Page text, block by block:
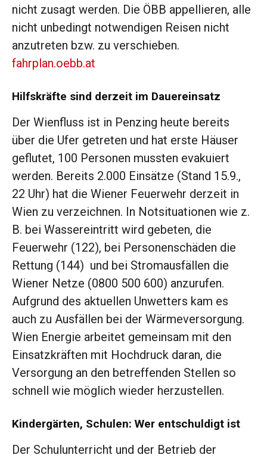
nicht zusagt werden. Die ÖBB appellieren, alle
nicht unbedingt notwendigen Reisen nicht
anzutreten bzw. zu verschieben.
fahrplan.oebb.at
Hilfskräfte sind derzeit im Dauereinsatz
Der Wienfluss ist in Penzing heute bereits
über die Ufer getreten und hat erste Häuser
geflutet, 100 Personen mussten evakuiert
werden. Bereits 2.000 Einsätze (Stand 15.9.,
22 Uhr) hat die Wiener Feuerwehr derzeit in
Wien zu verzeichnen. In Notsituationen wie z.
B. bei Wassereintritt wird gebeten, die
Feuerwehr (122), bei Personenschäden die
Rettung (144) und bei Stromausfällen die
Wiener Netze (0800 500 600) anzurufen.
Aufgrund des aktuellen Unwetters kam es
auch zu Ausfällen bei der Wärmeversorgung.
Wien Energie arbeitet gemeinsam mit den
Einsatzkräften mit Hochdruck daran, die
Versorgung an den betreffenden Stellen so
schnell wie möglich wieder herzustellen.
Kindergärten, Schulen: Wer entschuldigt ist
Der Schulunterricht und der Betrieb der